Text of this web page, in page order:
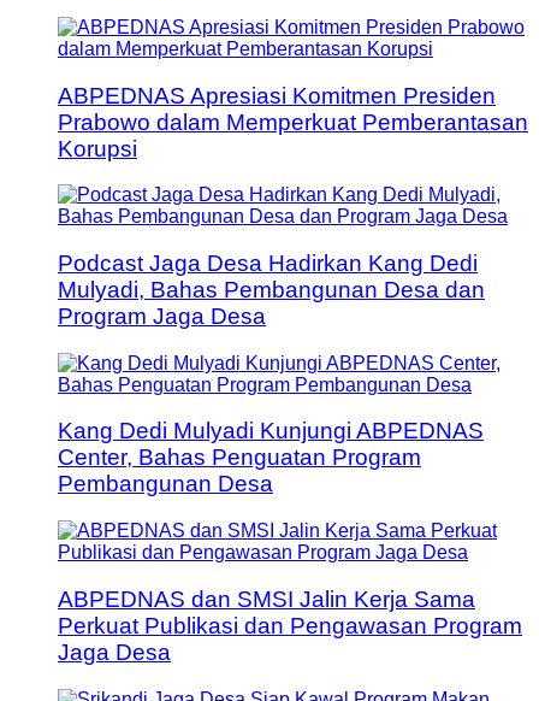
ABPEDNAS Apresiasi Komitmen Presiden
Prabowo dalam Memperkuat Pemberantasan
Korupsi
Podcast Jaga Desa Hadirkan Kang Dedi
Mulyadi, Bahas Pembangunan Desa dan
Program Jaga Desa
Kang Dedi Mulyadi Kunjungi ABPEDNAS
Center, Bahas Penguatan Program
Pembangunan Desa
ABPEDNAS dan SMSI Jalin Kerja Sama
Perkuat Publikasi dan Pengawasan Program
Jaga Desa